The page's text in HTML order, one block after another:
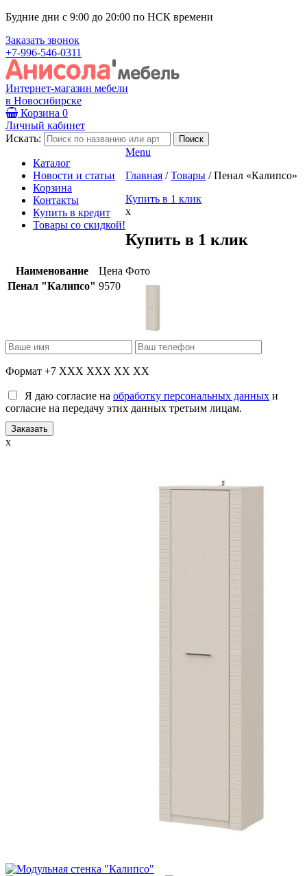
Будние дни с 9:00 до 20:00 по НСК времени
Заказать звонок
+7-996-546-0311
Интернет-магазин мебели
в Новосибирске
Корзина 0
Личный кабинет
Искать:
Каталог
Новости и статьи
Корзина
Контакты
Купить в кредит
Товары со скидкой!
Menu
Главная / Товары / Пенал «Калипсо»
Купить в 1 клик
x
Купить в 1 клик
Наименование Цена Фото
Пенал "Калипсо" 9570
Формат +7 XXX XXX XX XX
Я даю согласие на обработку персональных данных и
согласие на передачу этих данных третьим лицам.
x